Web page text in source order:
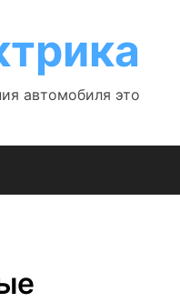
автомобиля это